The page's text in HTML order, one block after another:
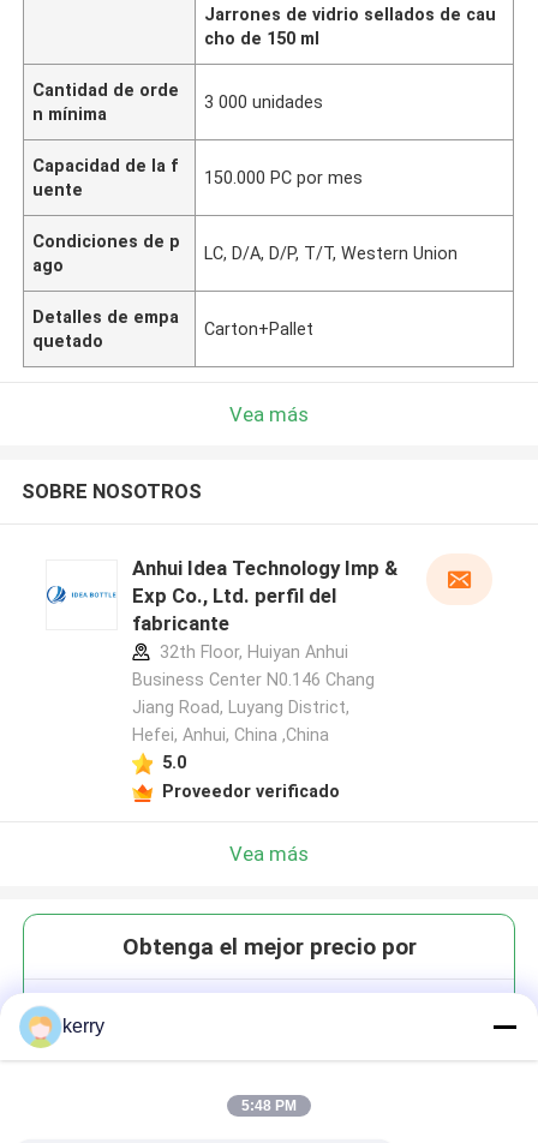
Jarrones de vidrio sellados de cau
cho de 150 ml
Cantidad de orde
n mínima
3 000 unidades
Capacidad de la f
uente
150.000 PC por mes
Condiciones de p
ago
LC, D/A, D/P, T/T, Western Union
Detalles de empa
quetado
Carton+Pallet
Vea más
SOBRE NOSOTROS
Anhui Idea Technology Imp &
Exp Co., Ltd. perfil del
fabricante
32th Floor, Huiyan Anhui
Business Center N0.146 Chang
Jiang Road, Luyang District,
Hefei, Anhui, China ,China
5.0
Proveedor verificado
Vea más
Obtenga el mejor precio por
kerry
5:48 PM